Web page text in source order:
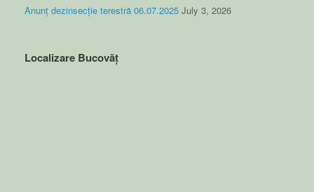
Anunț dezinsecție terestră 06.07.2025 July 3, 2026
Localizare Bucovăț